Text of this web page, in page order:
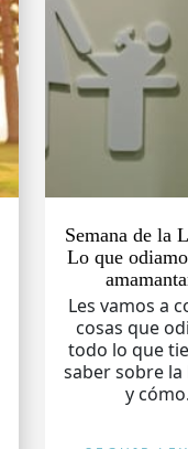
Semana de la
Lo que
Les vamos a
cosas que
todo lo que
saber sobre la
y